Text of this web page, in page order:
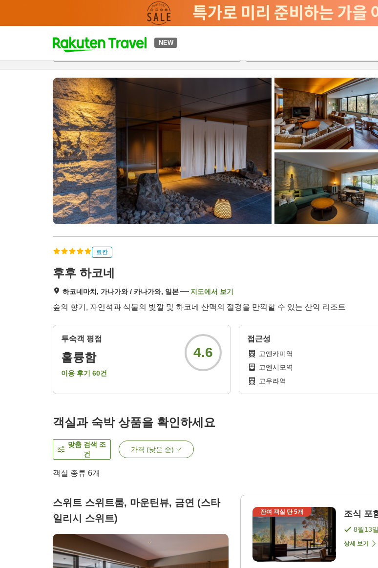
NEW
t
p
a
g
e
_
s
e
a
r
c
h
개요객실 & 숙박 상품이용 후기 편의 시설/서비스
료칸
후후 하코네
하코네마치, 가나가와 / 카나가와, 일본 지도에서 보기
숲의 향기, 자연석과 식물의 빛깔 및 하코네 산맥의 절경을 만끽할 수 있는 산악 리조트
투숙객 평점
훌륭함
이용 후기 60건
4.6
접근성
고엔카미역
고엔시모역
고우라역
객실과 숙박 상품을 확인하세요
맞춤 검색 조
건
가격 (낮은 순)
객실 종류 6개
스위트 스위트룸, 마운틴뷰, 금연 (스타
일리시 스위트)
잔여 객실 단5개 조식 포
8월13일
상세 보기